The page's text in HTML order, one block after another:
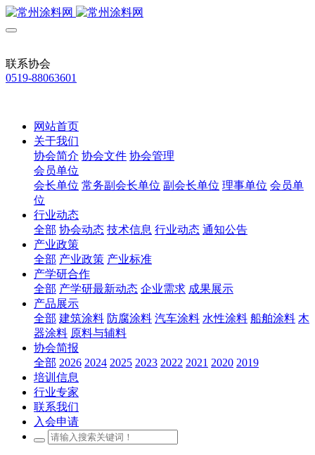
联系协会
0519-88063601
网站首页
关于我们
协会简介 协会文件 协会管理
会员单位
会长单位 常务副会长单位 副会长单位 理事单位 会员单
位
行业动态
全部 协会动态 技术信息 行业动态 通知公告
产业政策
全部 产业政策 产业标准
产学研合作
全部 产学研最新动态 企业需求 成果展示
产品展示
全部 建筑涂料 防腐涂料 汽车涂料 水性涂料 船舶涂料 木
器涂料 原料与辅料
协会简报
全部 2026 2024 2025 2023 2022 2021 2020 2019
培训信息
行业专家
联系我们
入会申请